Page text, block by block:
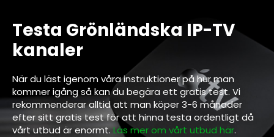
Testa Grönländska IP-TV
kanaler
När du läst igenom våra instruktioner på hur man
kommer igång så kan du begära ett gratis test. Vi
rekommenderar alltid att man köper 3-6 månader
efter sitt gratis test för att hinna testa ordentligt då
vårt utbud är enormt.Läs mer om vårt utbud här.